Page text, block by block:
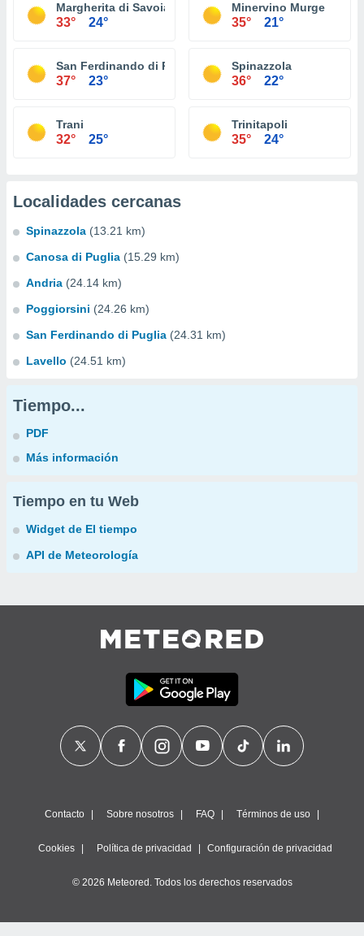
Margherita di Savoia
33° 24°
Minervino Murge
35° 21°
San Ferdinando di Puglia
37° 23°
Spinazzola
36° 22°
Trani
32° 25°
Trinitapoli
35° 24°
Localidades cercanas
Spinazzola (13.21 km)
Canosa di Puglia (15.29 km)
Andria (24.14 km)
Poggiorsini (24.26 km)
San Ferdinando di Puglia (24.31 km)
Lavello (24.51 km)
Tiempo...
PDF
Más información
Tiempo en tu Web
Widget de El tiempo
API de Meteorología
Contacto Sobre nosotros FAQ Términos de uso
Cookies Política de privacidad Configuración de privacidad
© 2026 Meteored. Todos los derechos reservados